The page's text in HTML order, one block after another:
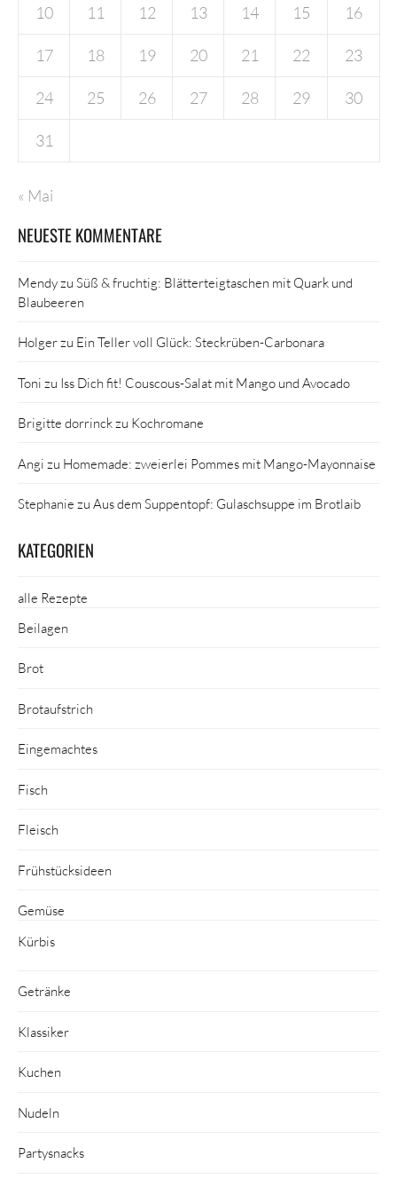
10 11 12 13 14 15 16
17 18 19 20 21 22 23
24 25 26 27 28 29 30
31
« Mai
NEUESTE KOMMENTARE
Mendyzu Süß & fruchtig: Blätterteigtaschen mit Quark und
Blaubeeren
Holgerzu Ein Teller voll Glück: Steckrüben-Carbonara
Toni zu Iss Dich fit! Couscous-Salat mit Mango und Avocado
Brigitte dorrinckzu Kochromane
Angi zu Homemade: zweierlei Pommes mit Mango-Mayonnaise
Stephanie zu Aus dem Suppentopf: Gulaschsuppe im Brotlaib
KATEGORIEN
alle Rezepte
Beilagen
Brot
Brotaufstrich
Eingemachtes
Fisch
Fleisch
Frühstücksideen
Gemüse
Kürbis
Getränke
Klassiker
Kuchen
Nudeln
Partysnacks